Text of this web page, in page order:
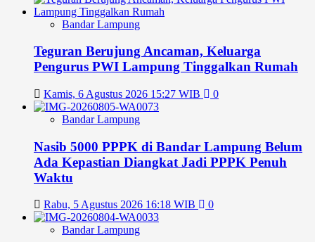
Bandar Lampung
Teguran Berujung Ancaman, Keluarga
Pengurus PWI Lampung Tinggalkan Rumah
Kamis, 6 Agustus 2026 15:27 WIB 0
Bandar Lampung
Nasib 5000 PPPK di Bandar Lampung Belum
Ada Kepastian Diangkat Jadi PPPK Penuh
Waktu
Rabu, 5 Agustus 2026 16:18 WIB 0
Bandar Lampung